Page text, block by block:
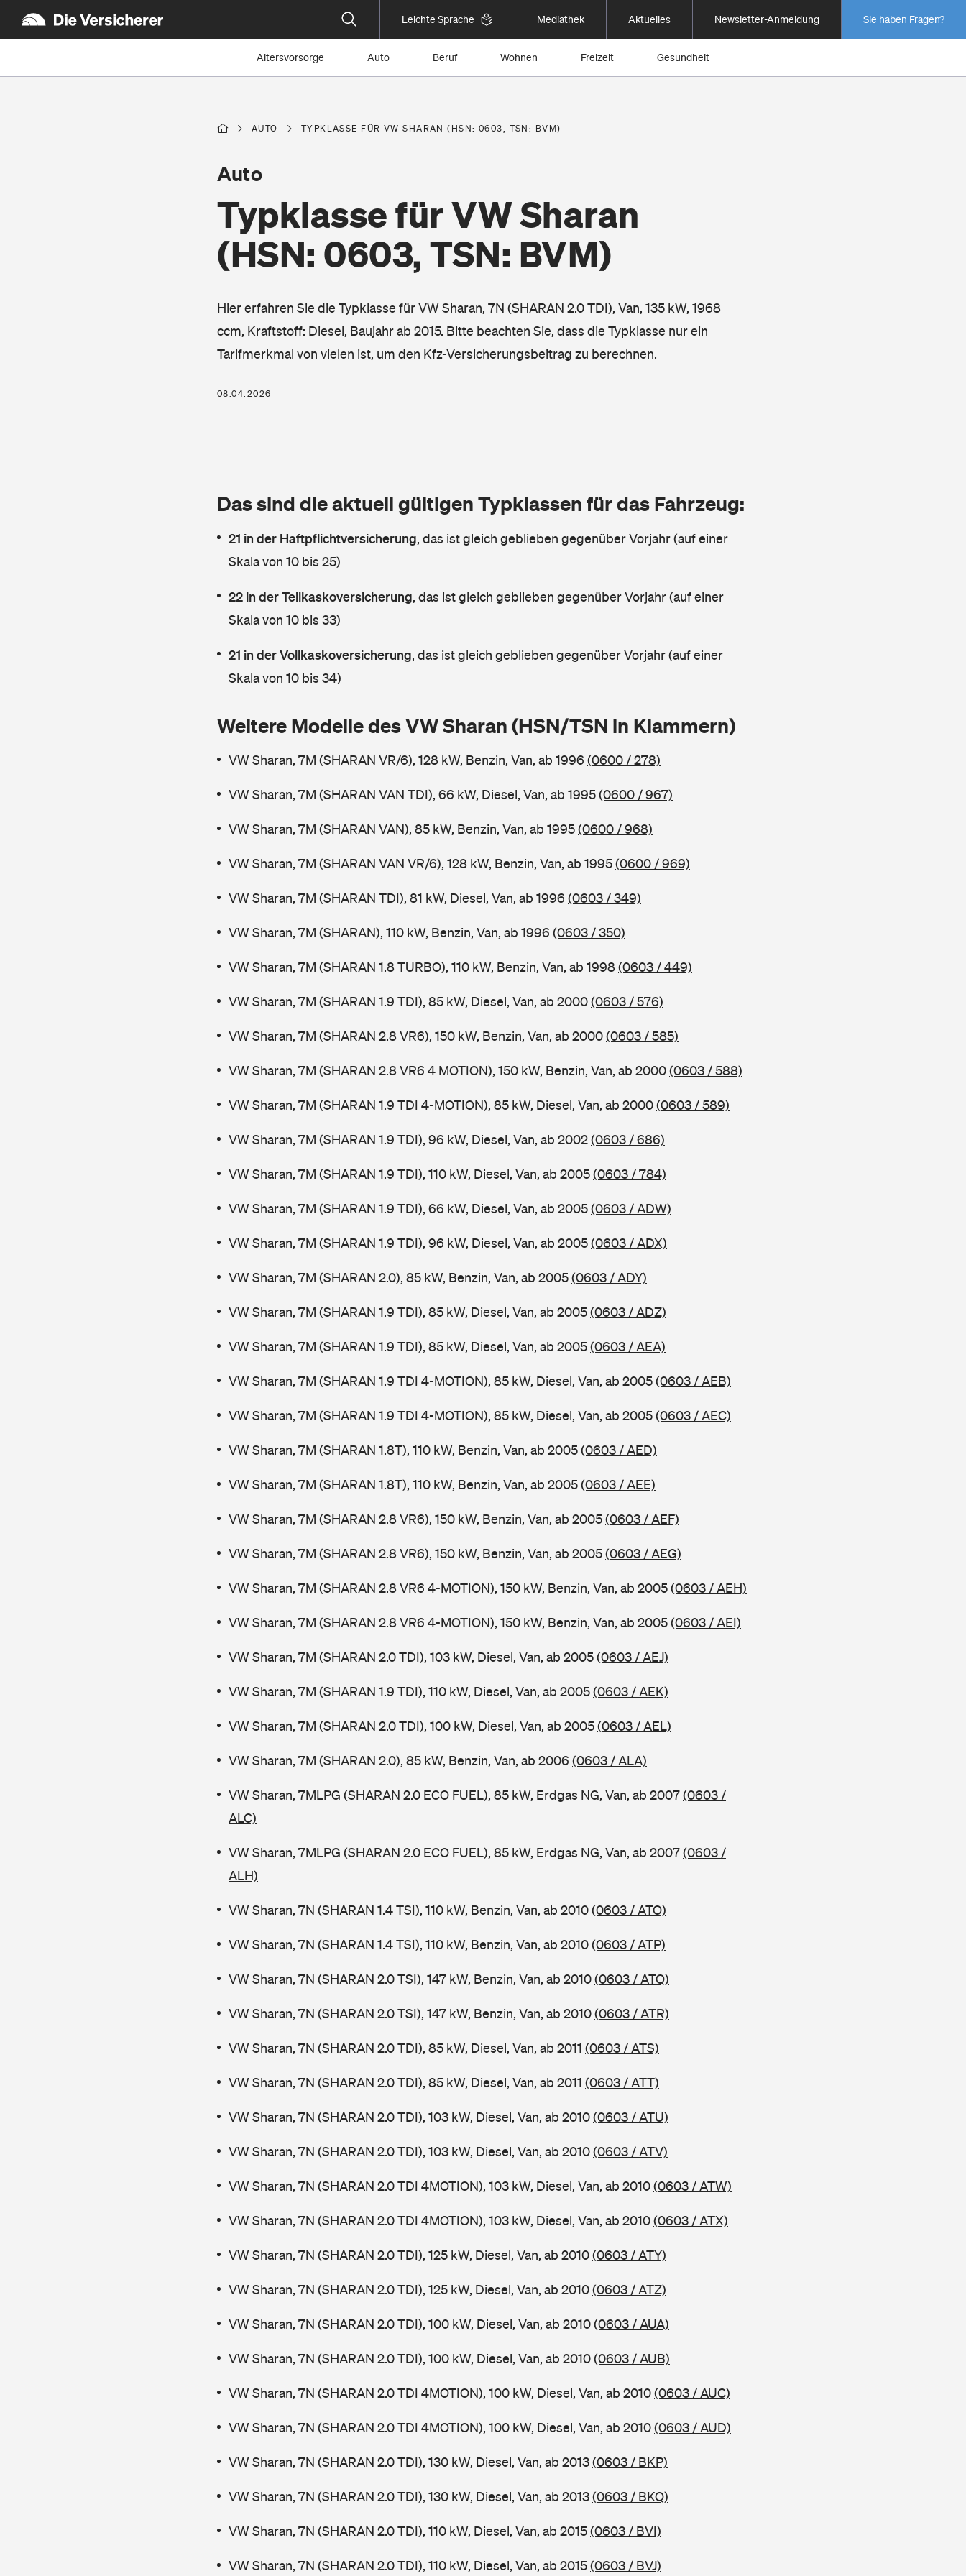
Leichte Sprache Mediathek Aktuelles Newsletter-Anmeldung Sie haben Fragen?
Altersvorsorge Auto Beruf Wohnen Freizeit Gesundheit
AUTO TYPKLASSE FÜR VW SHARAN (HSN: 0603, TSN: BVM)
Typklasse für VW Sharan
(HSN: 0603, TSN: BVM)
Auto
Hier erfahren Sie die Typklasse für VW Sharan, 7N (SHARAN 2.0 TDI), Van, 135 kW, 1968
ccm, Kraftstoff: Diesel, Baujahr ab 2015. Bitte beachten Sie, dass die Typklasse nur ein
Tarifmerkmal von vielen ist, um den Kfz-Versicherungsbeitrag zu berechnen.
08.04.2026
Das sind die aktuell gültigen Typklassen für das Fahrzeug:
21 in der Haftpflichtversicherung, das ist gleich geblieben gegenüber Vorjahr (auf einer
Skala von 10 bis 25)
22 in der Teilkaskoversicherung, das ist gleich geblieben gegenüber Vorjahr (auf einer
Skala von 10 bis 33)
21 in der Vollkaskoversicherung, das ist gleich geblieben gegenüber Vorjahr (auf einer
Skala von 10 bis 34)
Weitere Modelle des VW Sharan (HSN/TSN in Klammern)
VW Sharan, 7M (SHARAN VR/6), 128 kW, Benzin, Van, ab 1996 (0600 / 278)
VW Sharan, 7M (SHARAN VAN TDI), 66 kW, Diesel, Van, ab 1995(0600 / 967)
VW Sharan, 7M (SHARAN VAN), 85 kW, Benzin, Van, ab 1995(0600 / 968)
VW Sharan, 7M (SHARAN VAN VR/6), 128 kW, Benzin, Van, ab 1995(0600 / 969)
VW Sharan, 7M (SHARAN TDI), 81 kW, Diesel, Van, ab 1996 (0603 / 349)
VW Sharan, 7M (SHARAN), 110 kW, Benzin, Van, ab 1996 (0603 / 350)
VW Sharan, 7M (SHARAN 1.8 TURBO), 110 kW, Benzin, Van, ab 1998(0603 / 449)
VW Sharan, 7M (SHARAN 1.9 TDI), 85 kW, Diesel, Van, ab 2000(0603 / 576)
VW Sharan, 7M (SHARAN 2.8 VR6), 150 kW, Benzin, Van, ab 2000(0603 / 585)
VW Sharan, 7M (SHARAN 2.8 VR6 4 MOTION), 150 kW, Benzin, Van, ab 2000(0603 / 588)
VW Sharan, 7M (SHARAN 1.9 TDI 4-MOTION), 85 kW, Diesel, Van, ab 2000(0603 / 589)
VW Sharan, 7M (SHARAN 1.9 TDI), 96 kW, Diesel, Van, ab 2002(0603 / 686)
VW Sharan, 7M (SHARAN 1.9 TDI), 110 kW, Diesel, Van, ab 2005(0603 / 784)
VW Sharan, 7M (SHARAN 1.9 TDI), 66 kW, Diesel, Van, ab 2005(0603 / ADW)
VW Sharan, 7M (SHARAN 1.9 TDI), 96 kW, Diesel, Van, ab 2005(0603 / ADX)
VW Sharan, 7M (SHARAN 2.0), 85 kW, Benzin, Van, ab 2005(0603 / ADY)
VW Sharan, 7M (SHARAN 1.9 TDI), 85 kW, Diesel, Van, ab 2005(0603 / ADZ)
VW Sharan, 7M (SHARAN 1.9 TDI), 85 kW, Diesel, Van, ab 2005(0603 / AEA)
VW Sharan, 7M (SHARAN 1.9 TDI 4-MOTION), 85 kW, Diesel, Van, ab 2005(0603 / AEB)
VW Sharan, 7M (SHARAN 1.9 TDI 4-MOTION), 85 kW, Diesel, Van, ab 2005(0603 / AEC)
VW Sharan, 7M (SHARAN 1.8T), 110 kW, Benzin, Van, ab 2005(0603 / AED)
VW Sharan, 7M (SHARAN 1.8T), 110 kW, Benzin, Van, ab 2005(0603 / AEE)
VW Sharan, 7M (SHARAN 2.8 VR6), 150 kW, Benzin, Van, ab 2005(0603 / AEF)
VW Sharan, 7M (SHARAN 2.8 VR6), 150 kW, Benzin, Van, ab 2005(0603 / AEG)
VW Sharan, 7M (SHARAN 2.8 VR6 4-MOTION), 150 kW, Benzin, Van, ab 2005(0603 / AEH)
VW Sharan, 7M (SHARAN 2.8 VR6 4-MOTION), 150 kW, Benzin, Van, ab 2005(0603 / AEI)
VW Sharan, 7M (SHARAN 2.0 TDI), 103 kW, Diesel, Van, ab 2005(0603 / AEJ)
VW Sharan, 7M (SHARAN 1.9 TDI), 110 kW, Diesel, Van, ab 2005(0603 / AEK)
VW Sharan, 7M (SHARAN 2.0 TDI), 100 kW, Diesel, Van, ab 2005(0603 / AEL)
VW Sharan, 7M (SHARAN 2.0), 85 kW, Benzin, Van, ab 2006 (0603 / ALA)
VW Sharan, 7MLPG (SHARAN 2.0 ECO FUEL), 85 kW, Erdgas NG, Van, ab 2007(0603 /
ALC)
VW Sharan, 7MLPG (SHARAN 2.0 ECO FUEL), 85 kW, Erdgas NG, Van, ab 2007(0603 /
ALH)
VW Sharan, 7N (SHARAN 1.4 TSI), 110 kW, Benzin, Van, ab 2010(0603 / ATO)
VW Sharan, 7N (SHARAN 1.4 TSI), 110 kW, Benzin, Van, ab 2010(0603 / ATP)
VW Sharan, 7N (SHARAN 2.0 TSI), 147 kW, Benzin, Van, ab 2010(0603 / ATQ)
VW Sharan, 7N (SHARAN 2.0 TSI), 147 kW, Benzin, Van, ab 2010(0603 / ATR)
VW Sharan, 7N (SHARAN 2.0 TDI), 85 kW, Diesel, Van, ab 2011 (0603 / ATS)
VW Sharan, 7N (SHARAN 2.0 TDI), 85 kW, Diesel, Van, ab 2011 (0603 / ATT)
VW Sharan, 7N (SHARAN 2.0 TDI), 103 kW, Diesel, Van, ab 2010(0603 / ATU)
VW Sharan, 7N (SHARAN 2.0 TDI), 103 kW, Diesel, Van, ab 2010(0603 / ATV)
VW Sharan, 7N (SHARAN 2.0 TDI 4MOTION), 103 kW, Diesel, Van, ab 2010(0603 / ATW)
VW Sharan, 7N (SHARAN 2.0 TDI 4MOTION), 103 kW, Diesel, Van, ab 2010(0603 / ATX)
VW Sharan, 7N (SHARAN 2.0 TDI), 125 kW, Diesel, Van, ab 2010(0603 / ATY)
VW Sharan, 7N (SHARAN 2.0 TDI), 125 kW, Diesel, Van, ab 2010(0603 / ATZ)
VW Sharan, 7N (SHARAN 2.0 TDI), 100 kW, Diesel, Van, ab 2010(0603 / AUA)
VW Sharan, 7N (SHARAN 2.0 TDI), 100 kW, Diesel, Van, ab 2010(0603 / AUB)
VW Sharan, 7N (SHARAN 2.0 TDI 4MOTION), 100 kW, Diesel, Van, ab 2010(0603 / AUC)
VW Sharan, 7N (SHARAN 2.0 TDI 4MOTION), 100 kW, Diesel, Van, ab 2010(0603 / AUD)
VW Sharan, 7N (SHARAN 2.0 TDI), 130 kW, Diesel, Van, ab 2013(0603 / BKP)
VW Sharan, 7N (SHARAN 2.0 TDI), 130 kW, Diesel, Van, ab 2013(0603 / BKQ)
VW Sharan, 7N (SHARAN 2.0 TDI), 110 kW, Diesel, Van, ab 2015(0603 / BVI)
VW Sharan, 7N (SHARAN 2.0 TDI), 110 kW, Diesel, Van, ab 2015(0603 / BVJ)